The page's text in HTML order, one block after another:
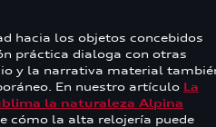
hacia los objetos concebidos
práctica dialoga con otras
y la narrativa material
En nuestro artículo La
la naturaleza Alpina
cómo la alta relojería puede